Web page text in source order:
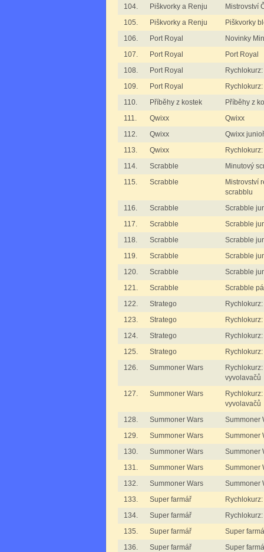
104.
Piškvorky a Renju
Mistrovství
105.
Piškvorky a Renju
Piškvorky
106.
Port Royal
Novinky
107.
Port Royal
Port Royal
108.
Port Royal
109.
Port Royal
110.
Příběhy z kostek
Příběhy z
111.
Qwixx
Qwixx
112.
Qwixx
Qwixx
113.
Qwixx
114.
Scrabble
Minutový
115.
Scrabble
Mistrovství
scrabblu
116.
Scrabble
Scrabble
117.
Scrabble
Scrabble
118.
Scrabble
Scrabble
119.
Scrabble
Scrabble
120.
Scrabble
Scrabble
121.
Scrabble
Scrabble
122.
Stratego
123.
Stratego
124.
Stratego
125.
Stratego
126.
Summoner Wars
vyvolavačů
127.
Summoner Wars
vyvolavačů
128.
Summoner Wars
Summoner
129.
Summoner Wars
Summoner
130.
Summoner Wars
Summoner
131.
Summoner Wars
Summoner
132.
Summoner Wars
Summoner
133.
Super farmář
134.
Super farmář
135.
Super farmář
Super
136.
Super farmář
Super